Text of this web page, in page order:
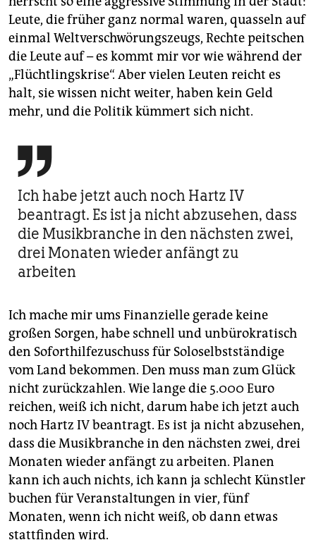
Leute, die früher ganz normal waren, quasseln auf
einmal Weltverschwörungszeugs, Rechte peitschen
die Leute auf – es kommt mir vor wie während der
„Flüchtlingskrise“. Aber vielen Leuten reicht es
halt, sie wissen nicht weiter, haben kein Geld
mehr, und die Politik kümmert sich nicht.

Ich habe jetzt auch noch Hartz IV
beantragt. Es ist ja nicht abzusehen, dass
die Musikbranche in den nächsten zwei,
drei Monaten wieder anfängt zu
arbeiten
Ich mache mir ums Finanzielle gerade keine
großen Sorgen, habe schnell und unbürokratisch
den Soforthilfezuschuss für Soloselbstständige
vom Land bekommen. Den muss man zum Glück
nicht zurückzahlen. Wie lange die 5.000 Euro
reichen, weiß ich nicht, darum habe ich jetzt auch
noch Hartz IV beantragt. Es ist ja nicht abzusehen,
dass die Musikbranche in den nächsten zwei, drei
Monaten wieder anfängt zu arbeiten. Planen
kann ich auch nichts, ich kann ja schlecht Künstler
buchen für Veranstaltungen in vier, fünf
Monaten, wenn ich nicht weiß, ob dann etwas
stattfinden wird.